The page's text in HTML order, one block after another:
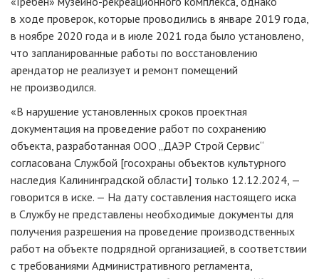
в ходе проверок, которые проводились в январе 2019 года,
в ноябре 2020 года и в июле 2021 года было установлено,
что запланированные работы по восстановлению
арендатор не реализует и ремонт помещений
не производился.
«В нарушение установленных сроков проектная
документация на проведение работ по сохранению
объекта, разработанная ООО „ДАЭР Строй Сервис“
согласована Службой [госохраны объектов культурного
наследия Калининградской области] только 12.12.2024, —
говорится в иске. — На дату составления настоящего иска
в Службу не представлены необходимые документы для
получения разрешения на проведение производственных
работ на объекте подрядной организацией, в соответствии
с требованиями Административного регламента,